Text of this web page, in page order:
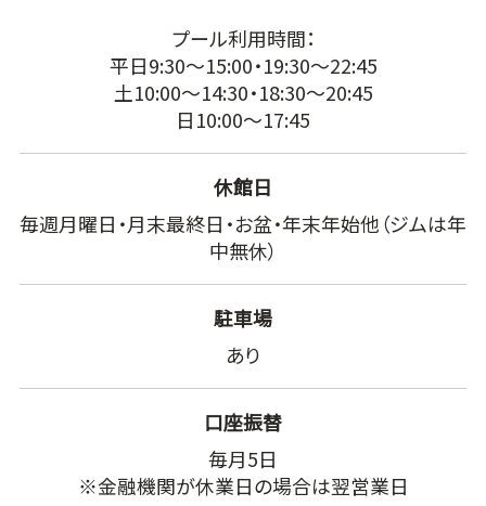
プール利用時間：
平日9:30～15:00・19:30～22:45
土10:00～14:30・18:30～20:45
日10:00～17:45
休館日
毎週月曜日・月末最終日・お盆・年末年始他（ジムは年
中無休）
駐車場
あり
口座振替
毎月5日
※金融機関が休業日の場合は翌営業日